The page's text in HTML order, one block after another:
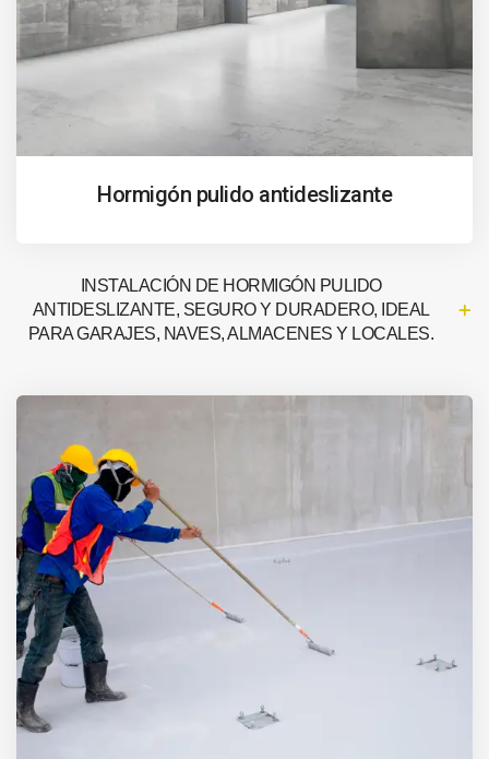
Hormigón pulido antideslizante
INSTALACIÓN DE HORMIGÓN PULIDO
ANTIDESLIZANTE, SEGURO Y DURADERO, IDEAL
PARA GARAJES, NAVES, ALMACENES Y LOCALES.